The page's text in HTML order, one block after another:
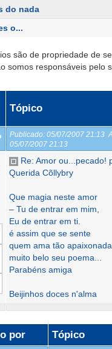
do nada
o...
são de propriedade de
somos responsáveis pelo
Tópico
Publicado: 05/07/2007 21:13
05/07/2007 21:13
Re: Amor ou...pecado!
Querida Cõllybry
Que magia neste amor
– Tu de entrar em mim,
Eu de entrar em ti.
é assim que se sente
quem ama tão
muito belo seu poema...
Parabéns amiga
Beijinhos doces n'alma
por Tópico